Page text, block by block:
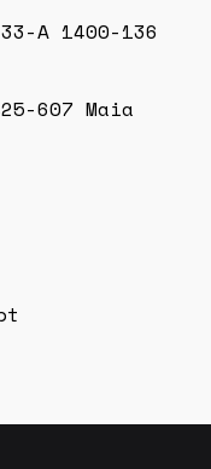
A 1400-136
607 Maia